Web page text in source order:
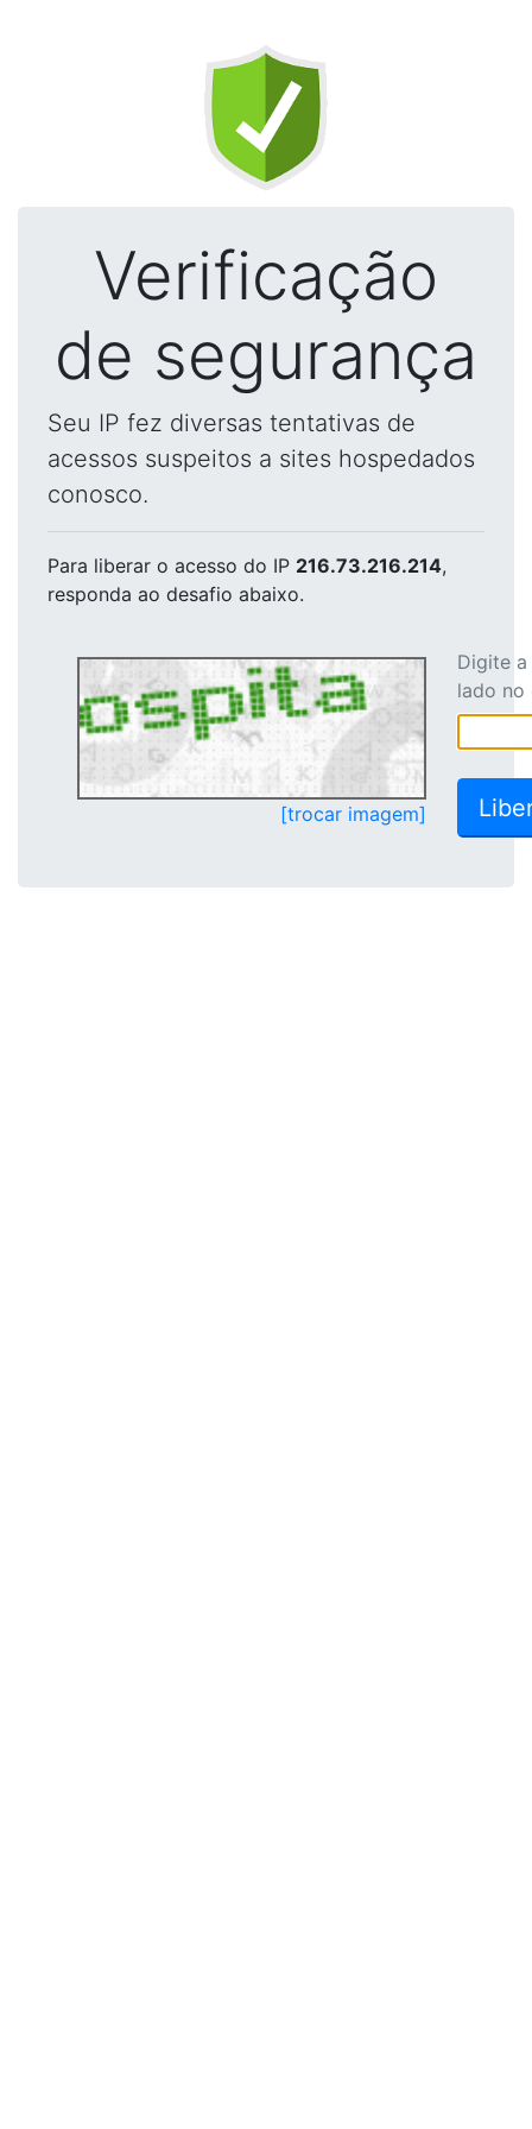
Verificação
de segurança
Seu IP fez diversas tentativas de
acessos suspeitos a sites hospedados
conosco.
Para liberar o acesso do IP 216.73.216.214,
responda ao desafio abaixo.
[trocar imagem]
Digite
lado no